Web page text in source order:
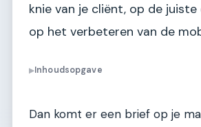
knie van je cliënt, op de juiste
op het verbeteren van de
▶Inhoudsopgave
Dan komt er een brief op je